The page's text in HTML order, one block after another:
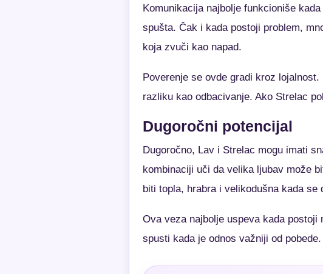
Komunikacija najbolje funkcioniše
spušta. Čak i kada postoji problem,
koja zvuči kao napad.
Poverenje se ovde gradi kroz
razliku kao odbacivanje. Ako Strelac
Dugoročni potencijal
Dugoročno, Lav i Strelac mogu imati
kombinaciji uči da velika ljubav može
biti topla, hrabra i velikodušna kada se
Ova veza najbolje uspeva kada
spusti kada je odnos važniji od